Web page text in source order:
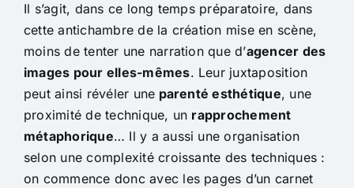
Il s’agit, dans ce long temps préparatoire, dans
cette antichambre de la création mise en scène,
moins de tenter une narration que d’agencer des
images pour elles-mêmes. Leur juxtaposition
peut ainsi révéler une parenté esthétique, une
proximité de technique, un rapprochement
métaphorique… Il y a aussi une organisation
selon une complexité croissante des techniques :
on commence donc avec les pages d’un carnet